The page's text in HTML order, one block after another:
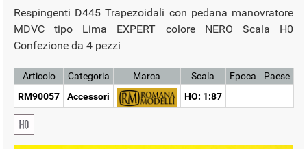
Respingenti D445 Trapezoidali con pedana manovratore
MDVC tipo Lima EXPERT colore NERO Scala H0
Confezione da 4 pezzi
Articolo
RM90057
Categoria
Accessori
Marca
Scala
HO: 1:87
Epoca Paese